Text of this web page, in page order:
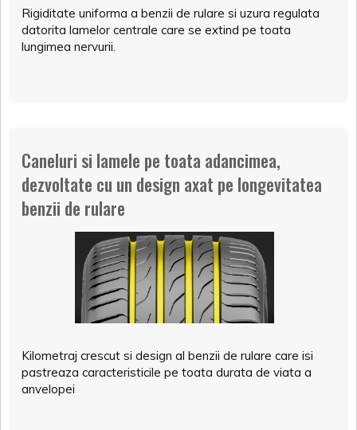
Rigiditate uniforma a benzii de rulare si uzura regulata
datorita lamelor centrale care se extind pe toata
lungimea nervurii.
Caneluri si lamele pe toata adancimea,
dezvoltate cu un design axat pe longevitatea
benzii de rulare
Kilometraj crescut si design al benzii de rulare care isi
pastreaza caracteristicile pe toata durata de viata a
anvelopei